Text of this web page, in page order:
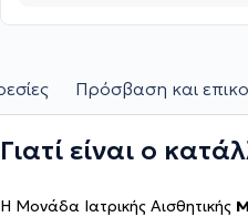
Πρόσβαση και
Γιατί είναι ο
H Μονάδα Ιατρικής Αισθητικής